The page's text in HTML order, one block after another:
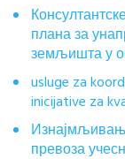
плана за
земљишта у
usluge za
inicijative za
превоза